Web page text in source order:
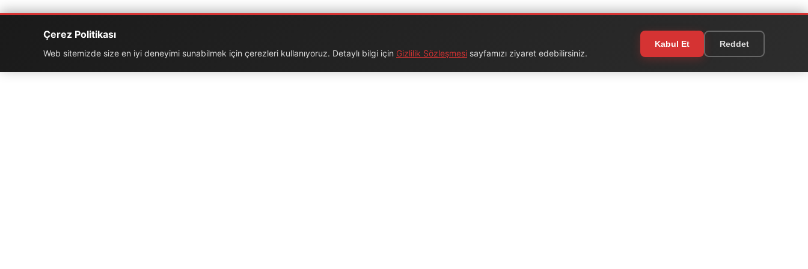
Çerez Politikası
Web sitemizde size en iyi deneyimi sunabilmek için çerezleri kullanıyoruz. Detaylı bilgi için Gizlilik Sözleşmesi sayfamızı ziyaret edebilirsiniz.
Kabul Et Reddet